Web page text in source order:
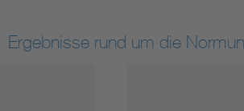
Ergebnisse rund um die